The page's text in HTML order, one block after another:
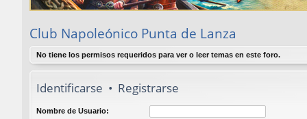
Club Napoleónico Punta de Lanza
No tiene los permisos requeridos para ver o leer temas en este foro.
Identificarse • Registrarse
Nombre de Usuario: